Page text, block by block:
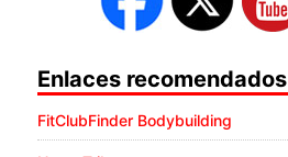
Enlaces recomendados
FitClubFinder Bodybuilding